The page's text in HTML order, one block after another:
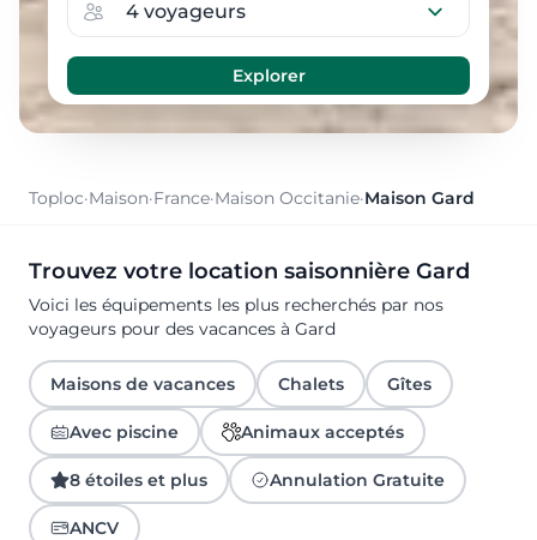
Toploc·Maison·France·Maison Occitanie·Maison Gard
Trouvez votre location saisonnière Gard
Voici les équipements les plus recherchés par nos
voyageurs pour des vacances à Gard
Maisons de vacances Chalets Gîtes
Avec piscine Animaux acceptés
8 étoiles et plus Annulation Gratuite
ANCV